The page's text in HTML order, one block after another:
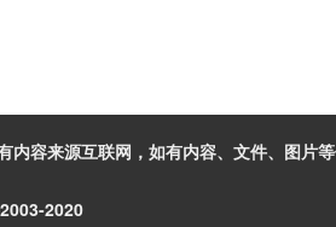
容来源互联网，如有内容、文件、图片
2020